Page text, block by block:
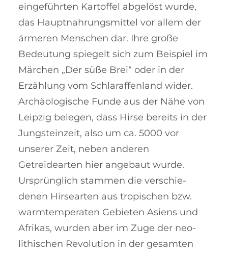
eingeführten Kar­toffel abgelöst wur­­de,
das Haupt­nahrungsmittel vor al­­lem der
ärmeren Menschen dar. Ihre große
Bedeutung spiegelt sich zum Beispiel im
Märchen „Der süße Brei“ oder in der
Erzählung vom Schlaraf­fen­­land wider.
Archäolo­gische Funde aus der Nähe von
Leipzig belegen, dass Hirse bereits in der
Jungsteinzeit, al­so um ca. 5000 vor
unserer Zeit, ne­ben anderen
Getreidearten hier an­ge­baut wurde.
Ursprünglich stammen die verschie­
denen Hirsearten aus tro­pischen bzw.
warmtemperaten Gebie­ten Asiens und
Afrikas, wurden aber im Zuge der neo­
lithischen Revolution in der ge­samten